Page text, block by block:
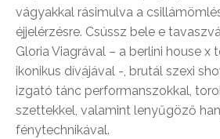
vágyakkal rásimulva a
éjjelérzésre. Csússz bele e
Gloria Viagrával – a berlini house x
ikonikus dívájával -, brutál szexi
izgató tánc performanszokkal,
szettekkel, valamint lenyűgöző
fénytechnikával.